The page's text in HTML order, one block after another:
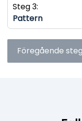
Steg 3:
Pattern
Föregående steg